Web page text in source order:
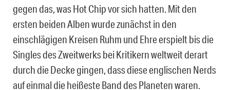
gegen das, was Hot Chip vor sich hatten. Mit den
ersten beiden Alben wurde zunächst in den
einschlägigen Kreisen Ruhm und Ehre erspielt bis die
Singles des Zweitwerks bei Kritikern weltweit derart
durch die Decke gingen, dass diese englischen Nerds
auf einmal die heißeste Band des Planeten waren.